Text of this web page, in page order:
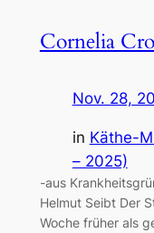
Cornelia
Nov. 28,
in Käthe-
– 2025)
-aus
Helmut Seibt Der
Woche früher als